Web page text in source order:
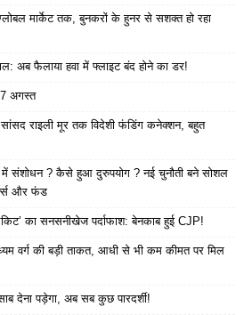
मार्केट तक, बुनकरों के हुनर से सशक्त हो रहा
अब फैलाया हवा में फ्लाइट बंद होने का डर!
अगस्त
सांसद राइली मूर तक विदेशी फंडिंग कनेक्शन, बहुत
में संशोधन ? कैसे हुआ दुरुपयोग ? नई चुनौती बने सोशल
और फंड
का सनसनीखेज पर्दाफाश: बेनकाब हुई CJP!
वर्ग की बड़ी ताकत, आधी से भी कम कीमत पर मिल
देना पड़ेगा, अब सब कुछ पारदर्शी!